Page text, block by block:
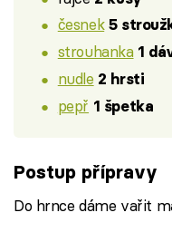
česnek 5
strouhanka 1
nudle 2 hrsti
pepř 1 špetka
Postup přípravy
Do hrnce dáme vařit